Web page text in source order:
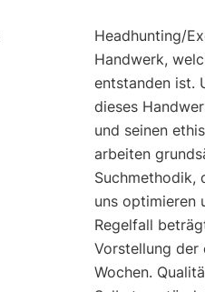
Headhunting/
Handwerk,
entstanden ist.
dieses
und seinen
arbeiten
Suchmethodik,
uns optimieren
Regelfall
Vorstellung der
Wochen.